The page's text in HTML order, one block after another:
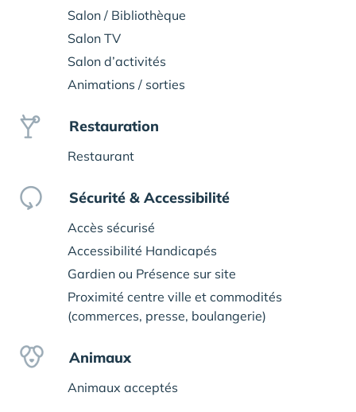
Salon / Bibliothèque
Salon TV
Salon d’activités
Animations / sorties
Restauration
Restaurant
Sécurité & Accessibilité
Accès sécurisé
Accessibilité Handicapés
Gardien ou Présence sur site
Proximité centre ville et commodités
(commerces, presse, boulangerie)
Animaux
Animaux acceptés